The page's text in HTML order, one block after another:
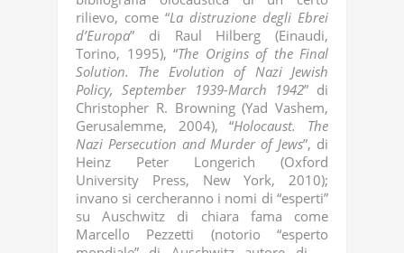
rilievo, come “La distruzione degli Ebrei
d’Europa” di Raul Hilberg (Einaudi,
Torino, 1995), “The Origins of the Final
Solution. The Evolution of Nazi Jewish
Policy, September 1939-March 1942” di
Christopher R. Browning (Yad Vashem,
Gerusalemme, 2004), “Holocaust. The
Nazi Persecution and Murder of Jews”, di
Heinz Peter Longerich (Oxford
University Press, New York, 2010);
invano si cercheranno i nomi di “esperti”
su Auschwitz di chiara fama come
Marcello Pezzetti (notorio “esperto